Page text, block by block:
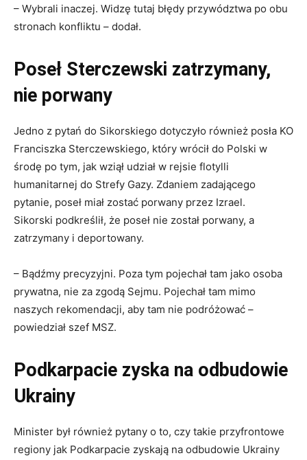
– Wybrali inaczej. Widzę tutaj błędy przywództwa po obu
stronach konfliktu – dodał.
Poseł Sterczewski zatrzymany,
nie porwany
Jedno z pytań do Sikorskiego dotyczyło również posła KO
Franciszka Sterczewskiego, który wrócił do Polski w
środę po tym, jak wziął udział w rejsie flotylli
humanitarnej do Strefy Gazy. Zdaniem zadającego
pytanie, poseł miał zostać porwany przez Izrael.
Sikorski podkreślił, że poseł nie został porwany, a
zatrzymany i deportowany.
– Bądźmy precyzyjni. Poza tym pojechał tam jako osoba
prywatna, nie za zgodą Sejmu. Pojechał tam mimo
naszych rekomendacji, aby tam nie podróżować –
powiedział szef MSZ.
Podkarpacie zyska na odbudowie
Ukrainy
Minister był również pytany o to, czy takie przyfrontowe
regiony jak Podkarpacie zyskają na odbudowie Ukrainy